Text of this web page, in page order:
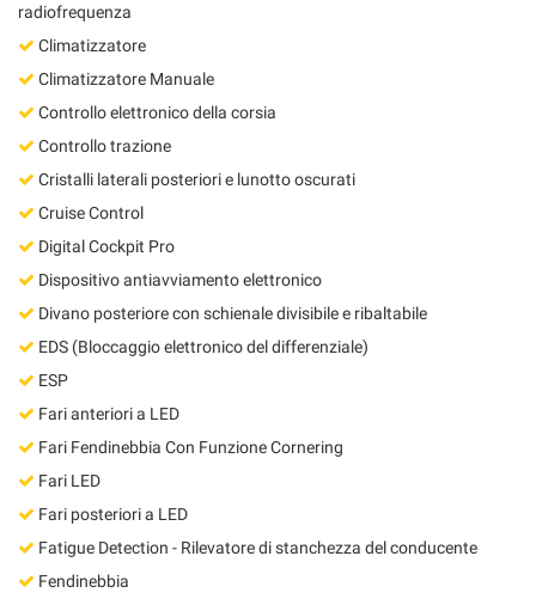
radiofrequenza
Climatizzatore
Climatizzatore Manuale
Controllo elettronico della corsia
Controllo trazione
Cristalli laterali posteriori e lunotto oscurati
Cruise Control
Digital Cockpit Pro
Dispositivo antiavviamento elettronico
Divano posteriore con schienale divisibile e ribaltabile
EDS (Bloccaggio elettronico del differenziale)
ESP
Fari anteriori a LED
Fari Fendinebbia Con Funzione Cornering
Fari LED
Fari posteriori a LED
Fatigue Detection - Rilevatore di stanchezza del conducente
Fendinebbia